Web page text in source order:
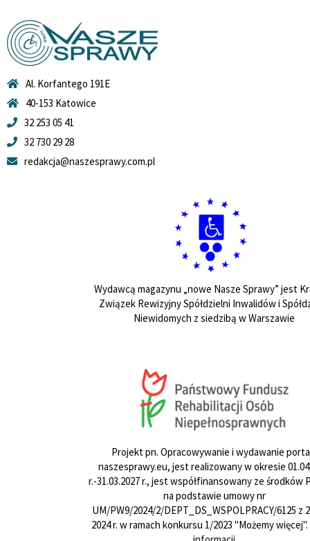
Al. Korfantego 191E
40-153 Katowice
32 253 05 41
32 730 29 28
redakcja@naszesprawy.com.pl
Wydawcą magazynu „nowe Nasze Sprawy” jest
Związek Rewizyjny Spółdzielni Inwalidów i
Niewidomych z siedzibą w Warszawie
Projekt pn. Opracowywanie i wydawanie
naszesprawy.eu, jest realizowany w okresie
r.-31.03.2027 r., jest współfinansowany ze środków
na podstawie umowy nr
UM/PW9/2024/2/DEPT_DS_WSPOLPRACY/6125 z
2024 r. w ramach konkursu 1/2023 "Możemy więcej".